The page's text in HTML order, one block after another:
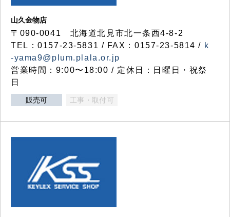
山久金物店
〒090-0041 北海道北見市北一条西4-8-2
TEL：0157-23-5831 / FAX：0157-23-5814 / k
-yama9@plum.plala.or.jp
営業時間：9:00〜18:00 / 定休日：日曜日・祝祭
日
販売可 工事・取付可